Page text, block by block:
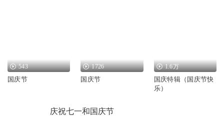
543
国庆节
1726
国庆节
1.6万
国庆特辑（国庆节快
乐）
庆祝七一和国庆节